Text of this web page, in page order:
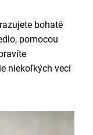
bohaté
pomocou
niekoľkých vecí